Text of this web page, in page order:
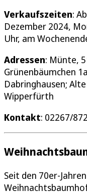
Verkaufszeiten:
Dezember 2024,
Uhr, am
Adressen: Münte,
Grünenbäumchen
Dabringhausen;
Wipperfürth
Kontakt: 02267/
Seit den 70er-